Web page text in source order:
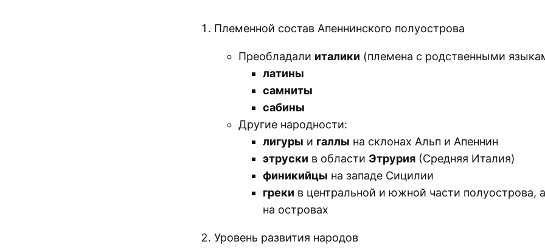
Племенной состав Апеннинского полуострова
Преобладали италики (племена с родственными
латины
самниты
сабины
Другие народности:
лигуры и галлы на склонах Альп и Апеннин
этруски в области Этрурия (Средняя Италия)
финикийцы на западе Сицилии
греки в центральной и южной части полуострова,
на островах
Уровень развития народов